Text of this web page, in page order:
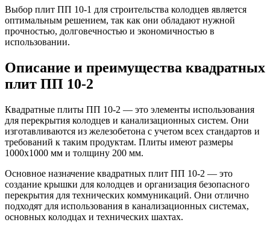
Выбор плит ПП 10-1 для строительства колодцев является
оптимальным решением, так как они обладают нужной
прочностью, долговечностью и экономичностью в
использовании.
Описание и преимущества квадратных
плит ПП 10-2
Квадратные плиты ПП 10-2 — это элементы использования
для перекрытия колодцев и канализационных систем. Они
изготавливаются из железобетона с учетом всех стандартов и
требований к таким продуктам. Плиты имеют размеры
1000х1000 мм и толщину 200 мм.
Основное назначение квадратных плит ПП 10-2 — это
создание крышки для колодцев и организация безопасного
перекрытия для технических коммуникаций. Они отлично
подходят для использования в канализационных системах,
основных колодцах и технических шахтах.